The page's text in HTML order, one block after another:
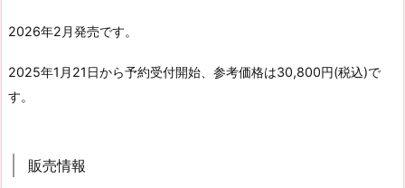
2026年2月発売です。
2025年1月21日から予約受付開始、参考価格は30,800円(税込)で
す。
販売情報